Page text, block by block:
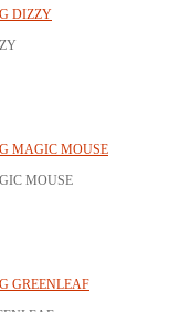
DIZZY
MAGIC MOUSE
MOUSE
GREENLEAF